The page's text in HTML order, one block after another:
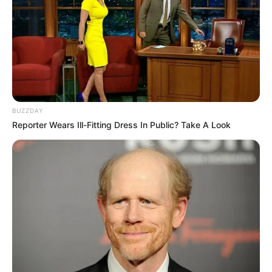
Tubarão-branco gigante é fisgado em praia dos EUA e
devolvido ao mar.
—Foto: JASB/Redes
Sociais/nantucketcurrent
"Foi simplesmente insano": pescador fisga tubarão-branco de
quase 3 metros.
noJASB em 12.junho.2026.
.junho.2026.
WhatsApp: Grupos Estaduais |O que parecia ser mais um domingo
de pesca na costa sul de Nantucket, em Massachusetts, se
transformou em um momento histórico.Treze anos pescando
e nunca havia visto um assim: o encontro histórico de
Elliot Sudal em Nantucket.
BUZZDAY
Reporter Wears Ill-Fitting Dress In Public? Take A Look